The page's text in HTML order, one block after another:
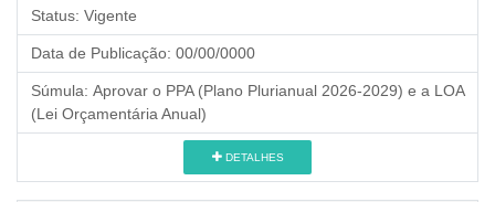
Status: Vigente
Data de Publicação: 00/00/0000
Súmula: Aprovar o PPA (Plano Plurianual 2026-2029) e a LOA
(Lei Orçamentária Anual)
DETALHES